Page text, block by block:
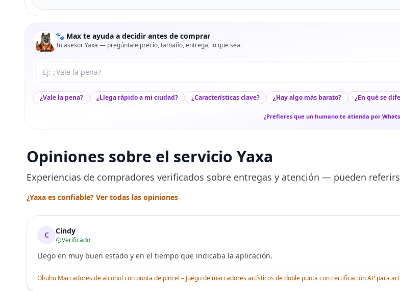
🐾 Max te ayuda a decidir antes de comprar
Tu asesor Yaxa — pregúntale precio, tamaño, entrega, lo que sea.
Tu pregunta a Max
¿Vale la pena? ¿Llega rápido a mi ciudad? ¿Características clave? ¿Hay algo más barato? ¿En qué se
¿Prefieres que un humano te atienda por
Opiniones sobre el servicio Yaxa
Experiencias de compradores verificados sobre entregas y atención — pueden
¿Yaxa es confiable? Ver todas las opiniones
C Cindy
Verificado
Llego en muy buen estado y en el tiempo que indicaba la aplicación.
Ohuhu Marcadores de alcohol con punta de pincel – Juego de marcadores artísticos de doble punta con certificación AP para